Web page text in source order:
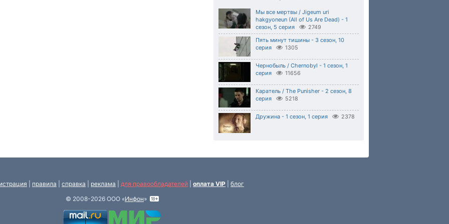
Мы все мертвы / Jigeum uri
hakgyoneun (All of Us Are Dead) - 1
сезон, 5 серия
2749
Пять минут тишины - 3 сезон, 10
серия
1305
Чернобыль / Chernobyl - 1 сезон, 1
серия
11656
Каратель / The Punisher - 2 сезон, 8
серия
5218
Дружина - 1 сезон, 1 серия 2378
правила справка реклама для правообладателей оплата VIP
блог
© 2008-2026 ООО «Инфон»